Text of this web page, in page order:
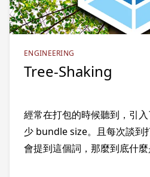
ENGINEERING
Tree-Shaking
經常在打包的時候聽到，引
少 bundle size。且每次談到
會提到這個詞，那麼到底什